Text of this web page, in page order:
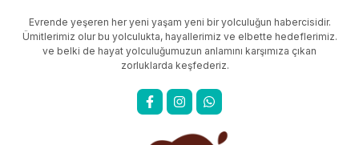
Evrende yeşeren her yeni yaşam yeni bir yolculuğun habercisidir.
Ümitlerimiz olur bu yolculukta, hayallerimiz ve elbette hedeflerimiz.
ve belki de hayat yolculuğumuzun anlamını karşımıza çıkan
zorluklarda keşfederiz.